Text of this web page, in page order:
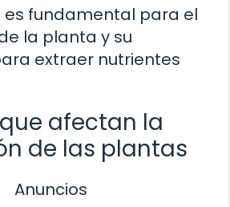
es fundamental para el
la planta y su
extraer nutrientes
afectan la
de las plantas
Anuncios